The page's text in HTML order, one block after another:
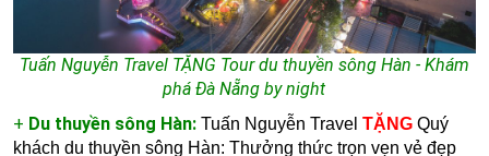
Tuấn Nguyễn Travel TẶNG Tour du thuyền sông Hàn - Khám
phá Đà Nẵng by night
+ Du thuyền sông Hàn:Tuấn Nguyễn TravelTẶNGQuý
khách du thuyền sông Hàn: Thưởng thức trọn vẹn vẻ đẹp